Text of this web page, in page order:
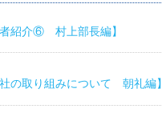
紹介⑥ 村上部長編】
の取り組みについて 朝礼編】